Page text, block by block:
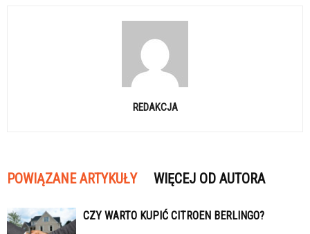
REDAKCJA
POWIĄZANE ARTYKUŁY WIĘCEJ OD AUTORA
CZY WARTO KUPIĆ CITROEN BERLINGO?